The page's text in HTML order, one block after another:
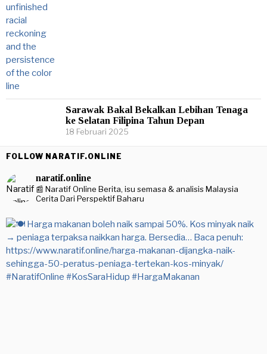
Sarawak Bakal Bekalkan Lebihan Tenaga
ke Selatan Filipina Tahun Depan
18 Februari 2025
FOLLOW NARATIF.ONLINE
naratif.online
📰 Naratif Online Berita, isu semasa & analisis Malaysia
Cerita Dari Perspektif Baharu